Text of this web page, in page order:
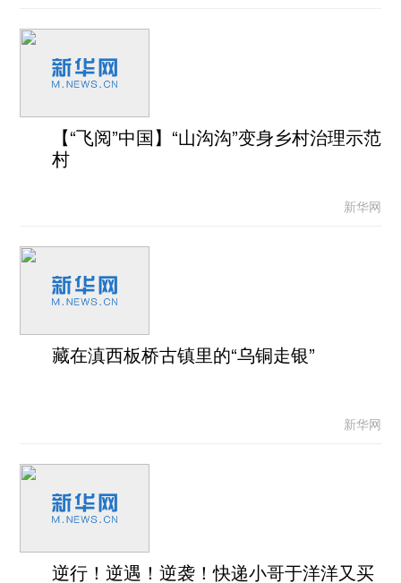
【“飞阅”中国】“山沟沟”变身乡村治理示范
村
新华网
藏在滇西板桥古镇里的“乌铜走银”
新华网
逆行！逆遇！逆袭！快递小哥于洋洋又买